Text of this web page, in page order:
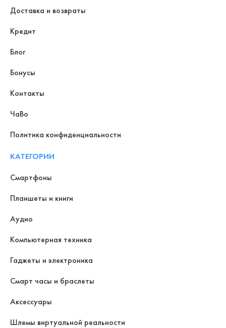
Доставка и возвраты
Кредит
Блог
Бонусы
Контакты
ЧаВо
Политика конфиденциальности
КАТЕГОРИИ
Смартфоны
Планшеты и книги
Аудио
Компьютерная техника
Гаджеты и электроника
Смарт часы и браслеты
Аксессуары
Шлемы виртуальной реальности